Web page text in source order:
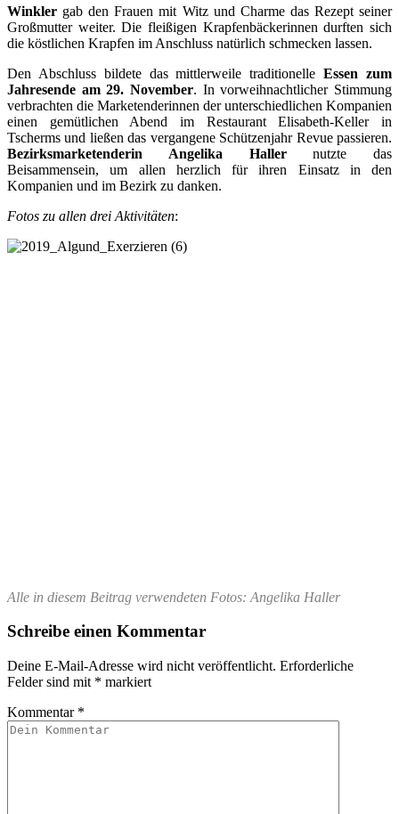
Winkler gab den Frauen mit Witz und Charme das Rezept seiner
Großmutter weiter. Die fleißigen Krapfenbäckerinnen durften sich
die köstlichen Krapfen im Anschluss natürlich schmecken lassen.
Den Abschluss bildete das mittlerweile traditionelleEssen zum
Jahresende am 29. November. In vorweihnachtlicher Stimmung
verbrachten die Marketenderinnen der unterschiedlichen Kompanien
einen gemütlichen Abend im Restaurant Elisabeth-Keller in
Tscherms und ließen das vergangene Schützenjahr Revue passieren.
Bezirksmarketenderin Angelika Hallernutzte das
Beisammensein, um allen herzlich für ihren Einsatz in den
Kompanien und im Bezirk zu danken.
Fotos zu allen drei Aktivitäten:
Alle in diesem Beitrag verwendeten Fotos: Angelika Haller
Schreibe einen Kommentar
Deine E-Mail-Adresse wird nicht veröffentlicht. Erforderliche
Felder sind mit * markiert
Kommentar *